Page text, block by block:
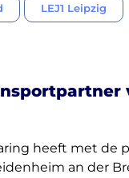
LEJ1 Leipzig
heeft met de
an der